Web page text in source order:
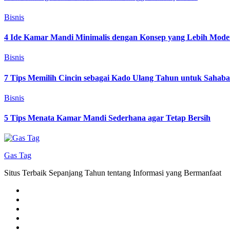
Bisnis
4 Ide Kamar Mandi Minimalis dengan Konsep yang Lebih
Bisnis
7 Tips Memilih Cincin sebagai Kado Ulang Tahun untuk
Bisnis
5 Tips Menata Kamar Mandi Sederhana agar Tetap Bersih
Gas Tag
Situs Terbaik Sepanjang Tahun tentang Informasi yang Bermanfaat